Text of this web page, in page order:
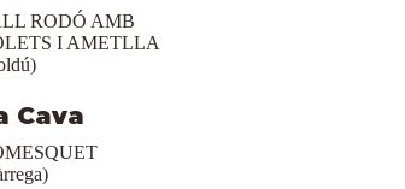
RODÓ AMB
I AMETLLA
Cava